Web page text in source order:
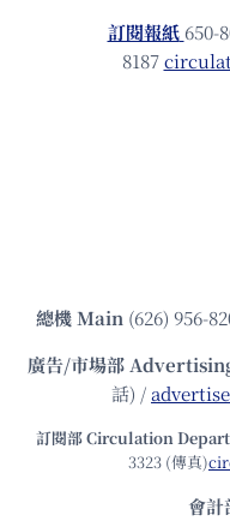
訂閱報紙 650-
8187
總機Main (626) 956-
廣告/市場部
話) /
訂閱部 Circulation
3323 (傳真)
會